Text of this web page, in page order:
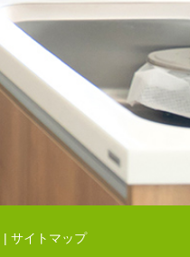
サイトマップ